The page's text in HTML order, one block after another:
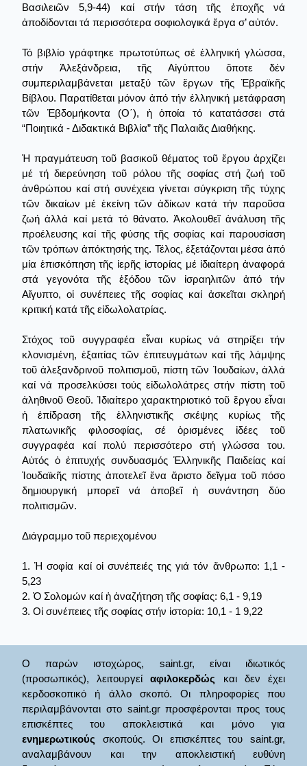
Βασιλειῶν 5,9-44) καί στήν τάση τῆς ἐποχῆς νά
ἀποδίδονται τά περισσότερα σοφιολογικά ἔργα σ’ αὐτόν.
Τό βιβλίο γράφτηκε πρωτοτύπως σέ ἑλληνική γλώσσα,
στήν Ἀλεξάνδρεια, τῆς Αἰγύπτου ὅποτε δέν
συμπεριλαμβάνεται μεταξύ τῶν ἔργων τῆς Ἑβραϊκῆς
Βίβλου. Παρατίθεται μόνον ἀπό τήν ἑλληνική μετάφραση
τῶν Ἑβδομήκοντα (Ο΄), ἡ ὁποία τό κατατάσσει στά
“Ποιητικά - Διδακτικά Βιβλία” τῆς Παλαιᾶς Διαθήκης.
Ἡ πραγμάτευση τοῦ βασικοῦ θέματος τοῦ ἔργου ἀρχίζει
μέ τή διερεύνηση τοῦ ρόλου τῆς σοφίας στή ζωή τοῦ
ἀνθρώπου καί στή συνέχεια γίνεται σύγκριση τῆς τύχης
τῶν δικαίων μέ ἐκείνη τῶν ἀδίκων κατά τήν παροῦσα
ζωή ἀλλά καί μετά τό θάνατο. Ἀκολουθεῖ ἀνάλυση τῆς
προέλευσης καί τῆς φύσης τῆς σοφίας καί παρουσίαση
τῶν τρόπων ἀπόκτησής της. Τέλος, ἐξετάζονται μέσα ἀπό
μία ἐπισκόπηση τῆς ἱερῆς ἰστορίας μέ ἰδιαίτερη ἀναφορά
στά γεγονότα τῆς ἐξόδου τῶν ἰσραηλιτῶν ἀπό τήν
Αἴγυπτο, οἱ συνέπειες τῆς σοφίας καί ἀσκεῖται σκληρή
κριτική κατά τῆς εἰδωλολατρίας.
Στόχος τοῦ συγγραφέα εἶναι κυρίως νά στηρίξει τήν
κλονισμένη, ἐξαιτίας τῶν ἐπιτευγμάτων καί τῆς λάμψης
τοῦ ἀλεξανδρινοῦ πολιτισμοῦ, πίστη τῶν Ἰουδαίων, ἀλλά
καί νά προσελκύσει τούς εἰδωλολάτρες στήν πίστη τοῦ
ἀληθινοῦ Θεοῦ. Ἰδιαίτερο χαρακτηριοτικό τοῦ ἔργου εἶναι
ἡ ἐπίδραση τῆς ἑλληνιστικῆς σκέψης κυρίως τῆς
πλατωνικῆς φιλοσοφίας, σέ ὁρισμένες ἰδέες τοῦ
συγγραφέα καί πολύ περισσότερο στή γλώσσα του.
Αὐτός ὁ ἐπιτυχής συνδυασμός Ἑλληνικῆς Παιδείας καί
Ἰουδαϊκῆς πίστης ἀποτελεῖ ἕνα ἄριστο δεῖγμα τοῦ πόσο
δημιουργική μπορεῖ νά ἀποβεῖ ἡ συνάντηση δύο
πολιτισμῶν.
Διάγραμμο τοῦ περιεχομένου
1. Ἡ σοφία καί οἱ συνέπειές της γιά τόν ἄνθρωπο: 1,1 -
5,23
2. Ὁ Σολομών καί ἡ ἀναζήτηση τῆς σοφίας: 6,1 - 9,19
3. Οἱ συνέπειες τῆς σοφίας στήν ἱστορία: 10,1 - 1 9,22
Ο παρών ιστοχώρος, saint.gr, είναι ιδιωτικός
(προσωπικός), λειτουργείαφιλοκερδώς και δεν έχει
κερδοσκοπικό ή άλλο σκοπό. Οι πληροφορίες που
περιλαμβάνονται στο saint.gr προσφέρονται προς τους
επισκέπτες του αποκλειστικά και μόνο για
ενημερωτικούς σκοπούς. Οι επισκέπτες του saint.gr,
αναλαμβάνουν και την αποκλειστική ευθύνη